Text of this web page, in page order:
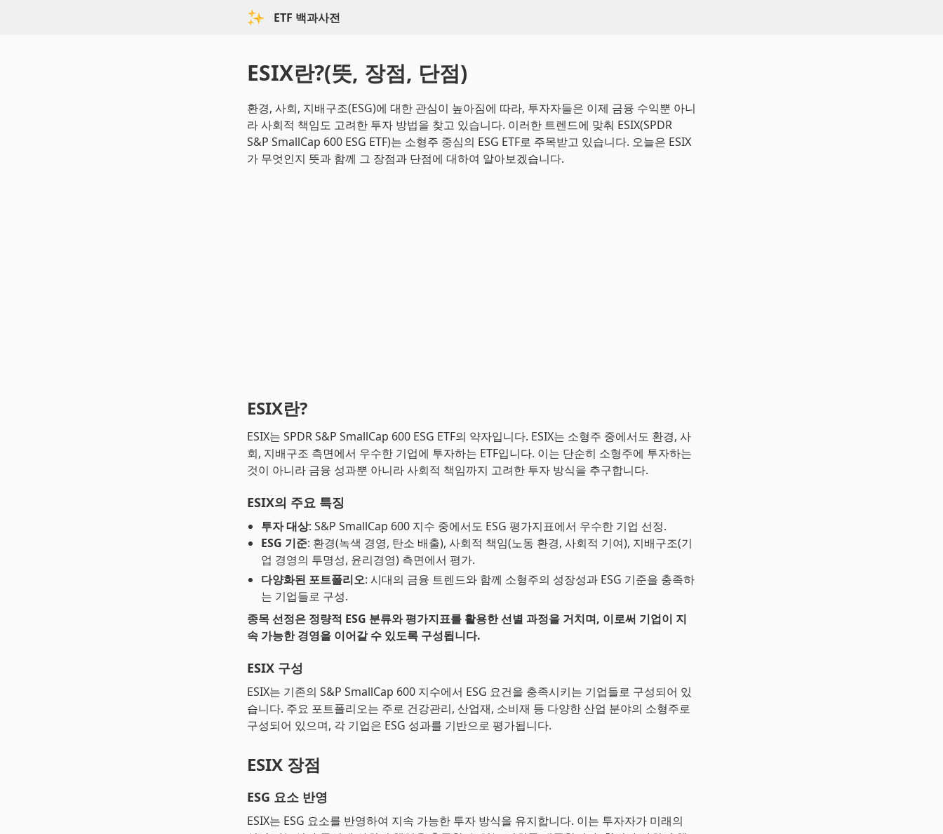
ETF 백과사전
ESIX란?(뜻, 장점, 단점)
환경, 사회, 지배구조(ESG)에 대한 관심이 높아짐에 따라, 투자자들은 이제 금융 수익뿐 아니
라 사회적 책임도 고려한 투자 방법을 찾고 있습니다. 이러한 트렌드에 맞춰 ESIX(SPDR
S&P SmallCap 600 ESG ETF)는 소형주 중심의 ESG ETF로 주목받고 있습니다. 오늘은 ESIX
가 무엇인지 뜻과 함께 그 장점과 단점에 대하여 알아보겠습니다.
ESIX란?
ESIX는 SPDR S&P SmallCap 600 ESG ETF의 약자입니다. ESIX는 소형주 중에서도 환경, 사
회, 지배구조 측면에서 우수한 기업에 투자하는 ETF입니다. 이는 단순히 소형주에 투자하는
것이 아니라 금융 성과뿐 아니라 사회적 책임까지 고려한 투자 방식을 추구합니다.
ESIX의 주요 특징
투자 대상: S&P SmallCap 600 지수 중에서도 ESG 평가지표에서 우수한 기업 선정.
ESG 기준: 환경(녹색 경영, 탄소 배출), 사회적 책임(노동 환경, 사회적 기여), 지배구조(기
업 경영의 투명성, 윤리경영) 측면에서 평가.
다양화된 포트폴리오: 시대의 금융 트렌드와 함께 소형주의 성장성과 ESG 기준을 충족하
는 기업들로 구성.
종목 선정은 정량적 ESG 분류와 평가지표를 활용한 선별 과정을 거치며, 이로써 기업이 지
속 가능한 경영을 이어갈 수 있도록 구성됩니다.
ESIX 구성
ESIX는 기존의 S&P SmallCap 600 지수에서 ESG 요건을 충족시키는 기업들로 구성되어 있
습니다. 주요 포트폴리오는 주로 건강관리, 산업재, 소비재 등 다양한 산업 분야의 소형주로
구성되어 있으며, 각 기업은 ESG 성과를 기반으로 평가됩니다.
ESIX 장점
ESG 요소 반영
ESIX는 ESG 요소를 반영하여 지속 가능한 투자 방식을 유지합니다. 이는 투자자가 미래의